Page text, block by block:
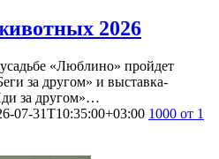
2026
«Люблино» пройдет
за другом» и выставка-
за другом»…
07-31T10:35:00+03:00 1000 от 1